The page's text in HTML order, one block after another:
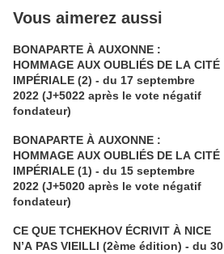
Vous aimerez aussi
BONAPARTE À AUXONNE :
HOMMAGE AUX OUBLIÉS DE LA CITÉ
IMPÉRIALE (2) - du 17 septembre
2022 (J+5022 après le vote négatif
fondateur)
BONAPARTE À AUXONNE :
HOMMAGE AUX OUBLIÉS DE LA CITÉ
IMPÉRIALE (1) - du 15 septembre
2022 (J+5020 après le vote négatif
fondateur)
CE QUE TCHEKHOV ÉCRIVIT À NICE
N’A PAS VIEILLI (2ème édition) - du 30